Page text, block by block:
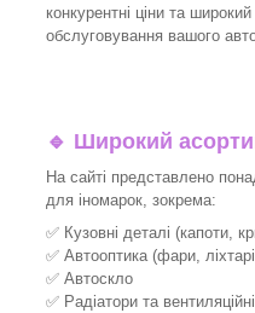
конкурентні ціни та
обслуговування вашого
🔹 Широкий
На сайті представлено
для іномарок, зокрема:
✅ Кузовні деталі (капоти,
✅ Автооптика (фари,
✅ Автоскло
✅ Радіатори та